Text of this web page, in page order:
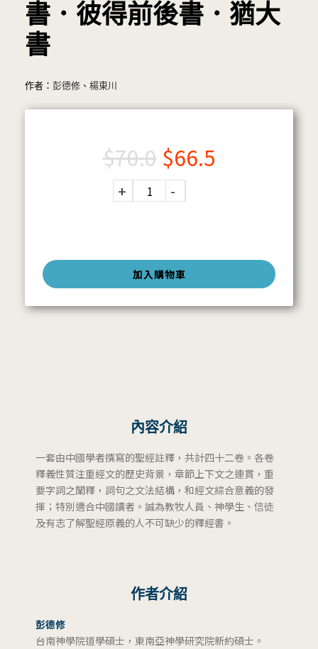
書．彼得前後書．猶大
書
作者： 彭德修 、 楊東川
加入購物車
$70.0 $66.5
內容介紹
一套由中國學者撰寫的聖經註釋，共計四十二卷。各卷
釋義性質注重經文的歷史背景，章節上下文之連貫，重
要字詞之闡釋，詞句之文法結構，和經文綜合意義的發
揮；特別適合中國讀者。誠為教牧人員、神學生、信徒
及有志了解聖經原義的人不可缺少的釋經書。
作者介紹
彭德修
台南神學院道學碩士，東南亞神學研究院新約碩士。